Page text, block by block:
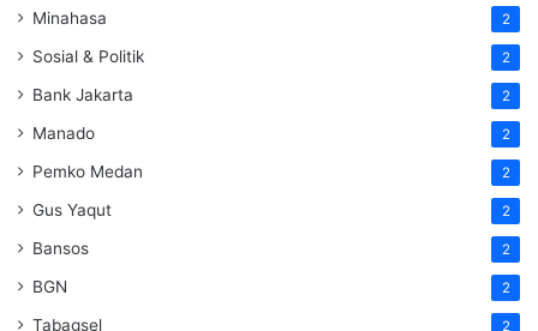
Minahasa 2
Sosial & Politik 2
Bank Jakarta 2
Manado 2
Pemko Medan 2
Gus Yaqut 2
Bansos 2
BGN 2
Tabagsel 2